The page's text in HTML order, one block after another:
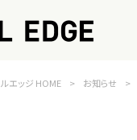
エッジ HOME > お知らせ >